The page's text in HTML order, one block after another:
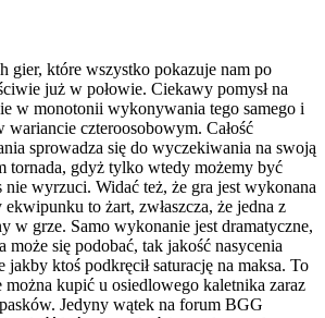
gier, które wszystko pokazuje nam po
już w połowie. Ciekawy pomysł na
w monotonii wykonywania tego samego i
wariancie czteroosobowym. Całość
sprowadza się do wyczekiwania na swoją
tornada, gdyż tylko wtedy możemy być
nie wyrzuci. Widać też, że gra jest wykonana
to żart, zwłaszcza, że jedna z
w grze. Samo wykonanie jest dramatyczne,
może się podobać, tak jakość nasycenia
jakby ktoś podkręcił saturację na maksa. To
można kupić u osiedlowego kaletnika zaraz
Jedyny wątek na forum BGG